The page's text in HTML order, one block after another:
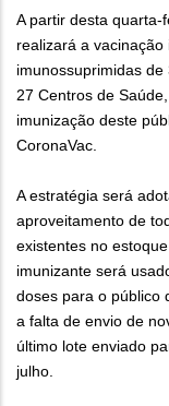
A partir desta quarta-
realizará a
imunossuprimidas
27 Centros de
imunização deste
CoronaVac.
A estratégia será
aproveitamento de
existentes no
imunizante será
doses para o público
a falta de envio de
último lote enviado
julho.